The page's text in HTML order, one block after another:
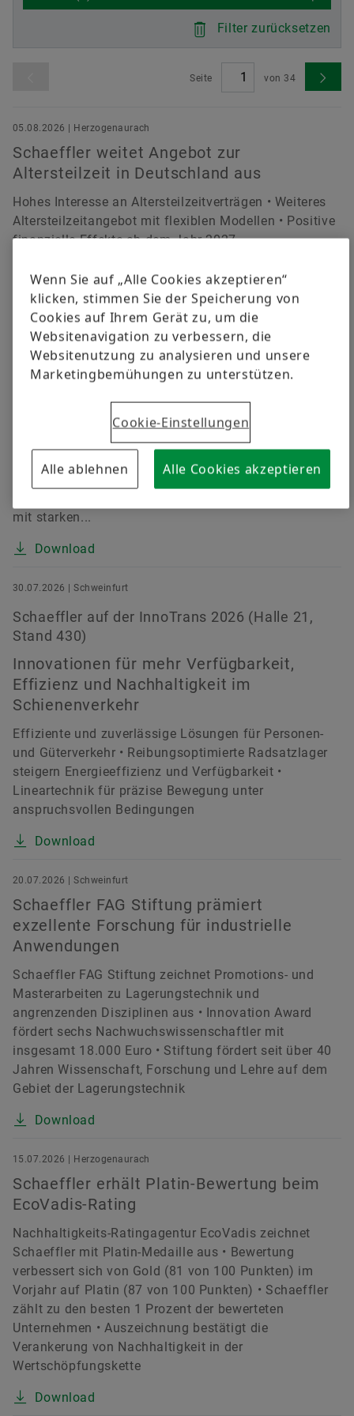
Jetzt bestellen
Filter zurücksetzen
Seite von 34
05.08.2026 | Herzogenaurach
Schaeffler weitet Angebot zur
Altersteilzeit in Deutschland aus
Hohes Interesse an Altersteilzeitverträgen • Weiteres
Altersteilzeitangebot mit flexiblen Modellen • Positive
finanzielle Effekte ab dem Jahr 2027
Download
05.08.2026 | Herzogenaurach
Schaeffler verbessert Profitabilität im
ersten Halbjahr 2026
Umsatz mit 11,7 Milliarden Euro trotz
herausfordernder Marktbedingungen auf
Vorjahresniveau (währungsbereinigt plus 0,4 Prozent)
• EBIT-Marge vor Sondereffekten um rund 15 Prozent
auf 4,7 Prozent verbessert (Vorjahr: 4,1 Prozent) • E-
Mobility mit kontinuierlicher Margenverbesserung,
mit starken...
Download
30.07.2026 | Schweinfurt
Schaeffler auf der InnoTrans 2026 (Halle 21,
Stand 430)
Innovationen für mehr Verfügbarkeit,
Effizienz und Nachhaltigkeit im
Schienenverkehr
Effiziente und zuverlässige Lösungen für Personen-
und Güterverkehr • Reibungsoptimierte Radsatzlager
steigern Energieeffizienz und Verfügbarkeit •
Lineartechnik für präzise Bewegung unter
anspruchsvollen Bedingungen
Download
20.07.2026 | Schweinfurt
Schaeffler FAG Stiftung prämiert
exzellente Forschung für industrielle
Anwendungen
Schaeffler FAG Stiftung zeichnet Promotions- und
Masterarbeiten zu Lagerungstechnik und
angrenzenden Disziplinen aus • Innovation Award
fördert sechs Nachwuchswissenschaftler mit
insgesamt 18.000 Euro • Stiftung fördert seit über 40
Jahren Wissenschaft, Forschung und Lehre auf dem
Gebiet der Lagerungstechnik
Download
15.07.2026 | Herzogenaurach
Schaeffler erhält Platin-Bewertung beim
EcoVadis-Rating
Nachhaltigkeits-Ratingagentur EcoVadis zeichnet
Schaeffler mit Platin-Medaille aus • Bewertung
verbessert sich von Gold (81 von 100 Punkten) im
Vorjahr auf Platin (87 von 100 Punkten) • Schaeffler
zählt zu den besten 1 Prozent der bewerteten
Unternehmen • Auszeichnung bestätigt die
Verankerung von Nachhaltigkeit in der
Wertschöpfungskette
Download
Wenn Sie auf „Alle Cookies akzeptieren“
klicken, stimmen Sie der Speicherung von
Cookies auf Ihrem Gerät zu, um die
Websitenavigation zu verbessern, die
Websitenutzung zu analysieren und unsere
Marketingbemühungen zu unterstützen.
Cookie-Einstellungen
Alle ablehnen Alle Cookies akzeptieren